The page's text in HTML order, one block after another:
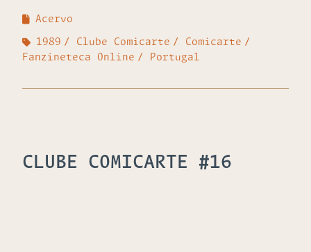
Acervo
1989 Clube Comicarte
Comicarte
Fanzineteca Online
Portugal
CLUBE COMICARTE #16